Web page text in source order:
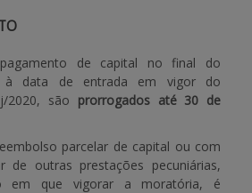
de capital no final do
à data de entrada em vigor do
2020, são prorrogados até 30 de
parcelar de capital ou com
de outras prestações pecuniárias,
em que vigorar a moratória, é